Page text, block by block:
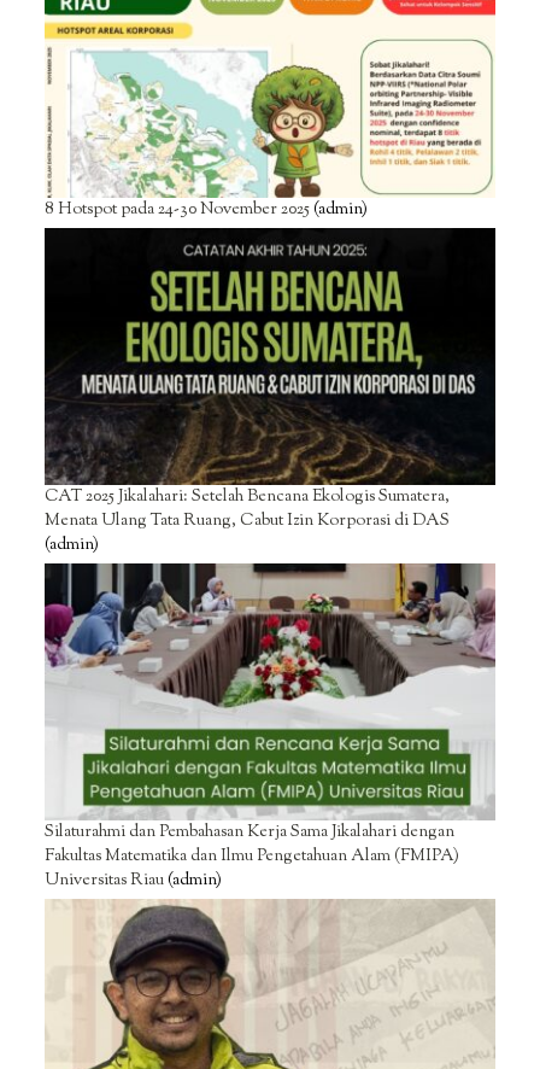
8 Hotspot pada 24-30 November 2025(admin)
CAT 2025 Jikalahari: Setelah Bencana Ekologis Sumatera,
Menata Ulang Tata Ruang, Cabut Izin Korporasi di DAS
(admin)
Silaturahmi dan Pembahasan Kerja Sama Jikalahari dengan
Fakultas Matematika dan Ilmu Pengetahuan Alam (FMIPA)
Universitas Riau(admin)